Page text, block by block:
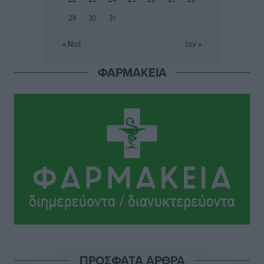
πριν 7 ώρες
Βασίλης Υψηλάντης: Ξεμπλοκάρει η έκδοση και
ΣΕΓΑΣ: Πιστώθηκαν τα έξοδα μετακίνησης του
Πανελληνίου Πρωταθλήματος Κ20 στα σωματεία
Αθλητικά• πριν 7 ώρες
Ευρωπαϊκό Πρωτάθλημα Στίβου: Πότε αγωνίζονται η
29
30 31
« Νοέ Ιαν »
ΦΑΡΜΑΚΕΙΑ
ΠΡΟΣΦΑΤΑ ΑΡΘΡΑ